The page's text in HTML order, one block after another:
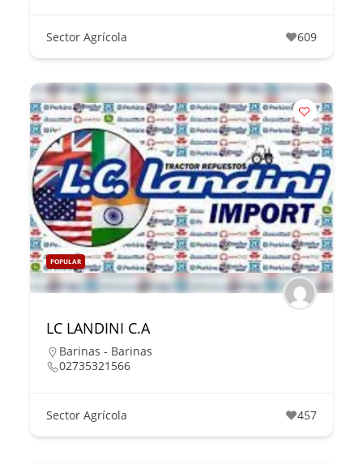
Sector Agrícola 609
POPULAR
LC LANDINI C.A
Barinas - Barinas
02735321566
Sector Agrícola 457